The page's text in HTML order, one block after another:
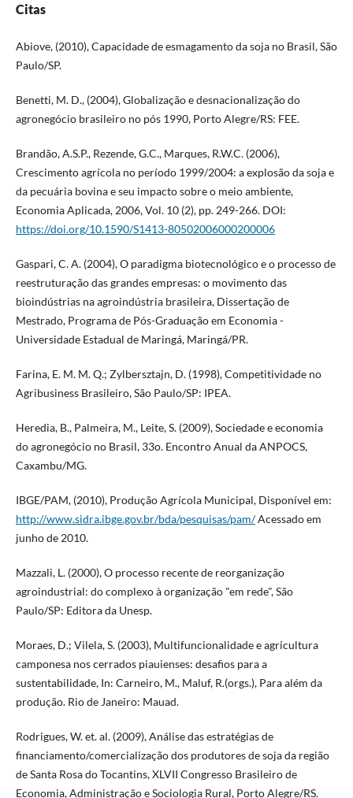
Citas
Abiove, (2010), Capacidade de esmagamento da soja no Brasil, São
Paulo/SP.
Benetti, M. D., (2004), Globalização e desnacionalização do
agronegócio brasileiro no pós 1990, Porto Alegre/RS: FEE.
Brandão, A.S.P., Rezende, G.C., Marques, R.W.C. (2006),
Crescimento agrícola no período 1999/2004: a explosão da soja e
da pecuária bovina e seu impacto sobre o meio ambiente,
Economia Aplicada, 2006, Vol. 10 (2), pp. 249-266. DOI:
https://doi.org/10.1590/S1413-80502006000200006
Gaspari, C. A. (2004), O paradigma biotecnológico e o processo de
reestruturação das grandes empresas: o movimento das
bioindústrias na agroindústria brasileira, Dissertação de
Mestrado, Programa de Pós-Graduação em Economia -
Universidade Estadual de Maringá, Maringá/PR.
Farina, E. M. M. Q.; Zylbersztajn, D. (1998), Competitividade no
Agribusiness Brasileiro, São Paulo/SP: IPEA.
Heredia, B., Palmeira, M., Leite, S. (2009), Sociedade e economia
do agronegócio no Brasil, 33o. Encontro Anual da ANPOCS,
Caxambu/MG.
IBGE/PAM, (2010), Produção Agrícola Municipal, Disponível em:
http://www.sidra.ibge.gov.br/bda/pesquisas/pam/Acessado em
junho de 2010.
Mazzali, L. (2000), O processo recente de reorganização
agroindustrial: do complexo à organização "em rede", São
Paulo/SP: Editora da Unesp.
Moraes, D.; Vilela, S. (2003), Multifuncionalidade e agricultura
camponesa nos cerrados piauienses: desafios para a
sustentabilidade, In: Carneiro, M., Maluf, R.(orgs.), Para além da
produção. Rio de Janeiro: Mauad.
Rodrigues, W. et. al. (2009), Análise das estratégias de
financiamento/comercialização dos produtores de soja da região
de Santa Rosa do Tocantins, XLVII Congresso Brasileiro de
Economia, Administração e Sociologia Rural, Porto Alegre/RS.